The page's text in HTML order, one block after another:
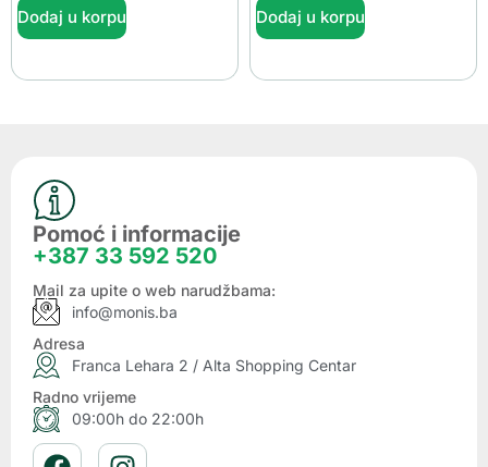
Dodaj u korpu Dodaj u korpu
Pomoć i informacije
+387 33 592 520
Mail za upite o web narudžbama:
info@monis.ba
Adresa
Franca Lehara 2 / Alta Shopping Centar
Radno vrijeme
09:00h do 22:00h